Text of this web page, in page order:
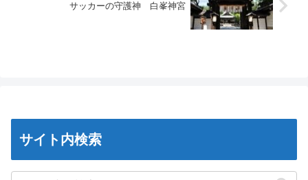
サッカーの守護神 白峯神宮
サイト内検索